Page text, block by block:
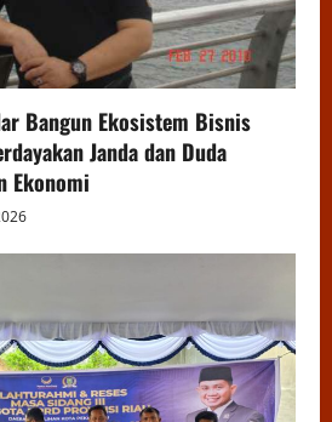
Bangun Ekosistem Bisnis
Janda dan Duda
Ekonomi